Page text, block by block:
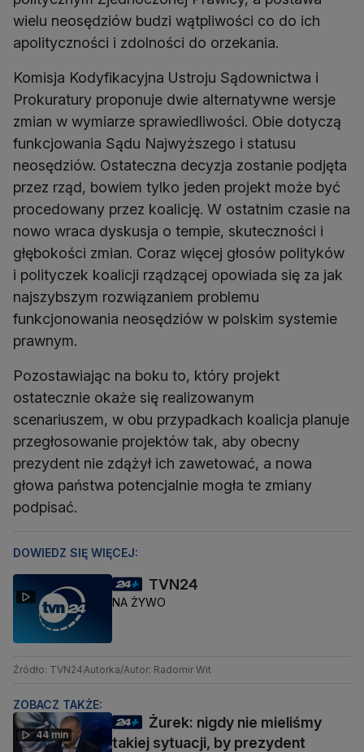
wielu neosędziów budzi wątpliwości co do ich
apolityczności i zdolności do orzekania.
Komisja Kodyfikacyjna Ustroju Sądownictwa i
Prokuratury proponuje dwie alternatywne wersje
zmian w wymiarze sprawiedliwości. Obie dotyczą
funkcjowania Sądu Najwyższego i statusu
neosędziów. Ostateczna decyzja zostanie podjęta
przez rząd, bowiem tylko jeden projekt może być
procedowany przez koalicję. W ostatnim czasie na
nowo wraca dyskusja o tempie, skuteczności i
głębokości zmian. Coraz więcej głosów polityków
i polityczek koalicji rządzącej opowiada się za jak
najszybszym rozwiązaniem problemu
funkcjonowania neosędziów w polskim systemie
prawnym.
Pozostawiając na boku to, który projekt
ostatecznie okaże się realizowanym
scenariuszem, w obu przypadkach koalicja planuje
przegłosowanie projektów tak, aby obecny
prezydent nie zdążył ich zawetować, a nowa
głowa państwa potencjalnie mogła te zmiany
podpisać.
DOWIEDZ SIĘ WIĘCEJ:
TVN24
NA ŻYWO
Źródło: TVN24 Autorka/Autor: Radomir Wit
ZOBACZ TAKŻE:
44 min
Żurek: nigdy nie mieliśmy
takiej sytuacji, by prezydent